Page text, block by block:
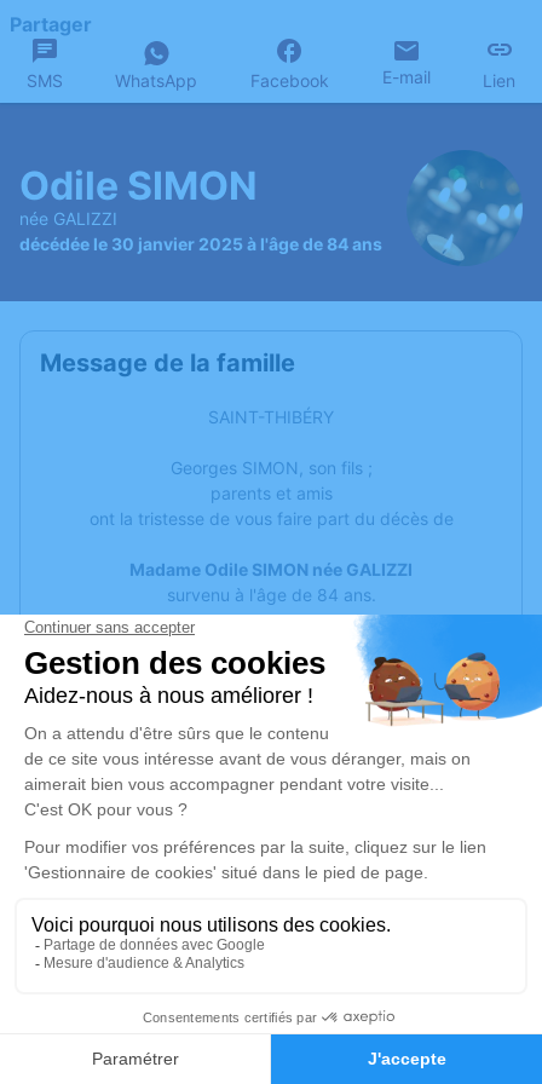
Faire-part Hommages
Partager
SMS WhatsApp Facebook E-mail Lien
Odile SIMON
née GALIZZI
décédée le 30 janvier 2025 à l'âge de 84 ans
Message de la famille
SAINT-THIBÉRY
Georges SIMON, son fils ;
parents et amis
ont la tristesse de vous faire part du décès de
Madame Odile SIMON née GALIZZI
survenu à l'âge de 84 ans.
La cérémonie religieuse aura lieu le mercredi 5 février
2025, à 10h00, en l'église de Saint-Thibéry,
suivie de la crémation dans l'intimité familiale.
Visites à la Chambre Funéraire l'Oppidum de Bessan.
Cet avis tient lieu de faire-part et de remerciements.
Je rends hommage
Cérémonie religieuse
Église de Saint-Thibéry
34630 Saint-Thibéry